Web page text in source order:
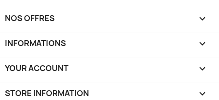
NOS OFFRES 
INFORMATIONS 
YOUR ACCOUNT 
STORE INFORMATION keyboard_arrow_down